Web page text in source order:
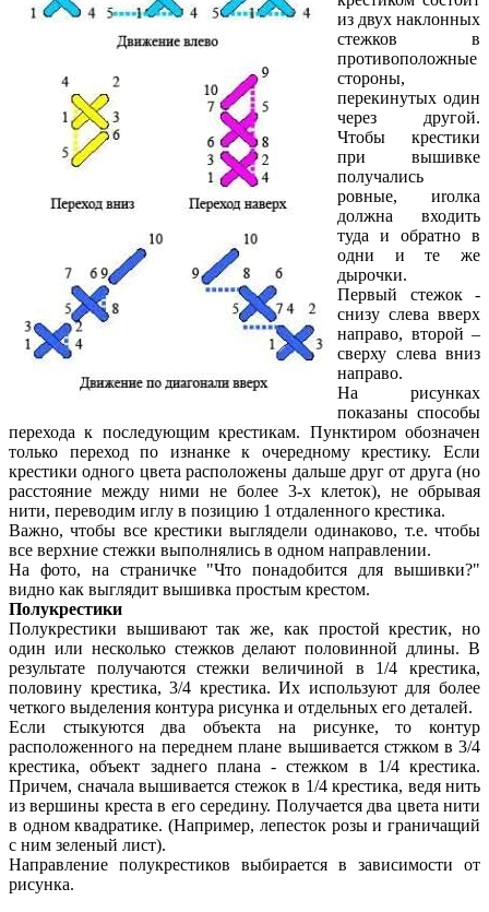
из двух наклонных
стежков в
противоположные
стороны,
перекинутых один
через другой.
Чтобы крестики
при вышивке
получались
ровные, иroлка
должна входить
туда и обратно в
одни и те же
дырочки.
Первый стежок -
снизу слева вверх
направо, второй –
сверху слева вниз
направо.
На рисунках
показаны способы
перехода к последующим крестикам. Пунктиром обозначен
только переход по изнанке к очередному крестику. Если
крестики одного цвета расположены дальше друг от друга (но
расстояние между ними не более 3-х клеток), не обрывая
нити, переводим иглу в позицию 1 отдаленного крестика.
Важно, чтобы все крестики выглядели одинаково, т.е. чтобы
все верхние стежки выполнялись в одном направлении.
На фото, на страничке "Что понадобится для вышивки?"
видно как выглядит вышивка простым крестом.
Полукрестики
Полукрестики вышивают так же, как простой крестик, но
один или несколько стежков делают половинной длины. В
результате получаются стежки величиной в 1/4 крестика,
половину крестика, 3/4 крестика. Их используют для более
четкого выделения контура рисунка и отдельных его деталей.
Если стыкуются два объекта на рисунке, то контур
расположенного на переднем плане вышивается стжком в 3/4
крестика, объект заднего плана - стежком в 1/4 крестика.
Причем, сначала вышивается стежок в 1/4 крестика, ведя нить
из вершины креста в его середину. Получается два цвета нити
в одном квадратике. (Например, лепесток розы и граничащий
с ним зеленый лист).
Направление полукрестиков выбирается в зависимости от
рисунка.